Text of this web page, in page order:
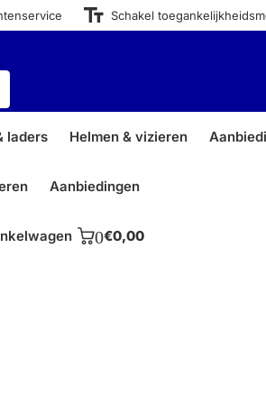
Schakel
laders Helmen & vizieren
Aanbiedingen
0€0,00